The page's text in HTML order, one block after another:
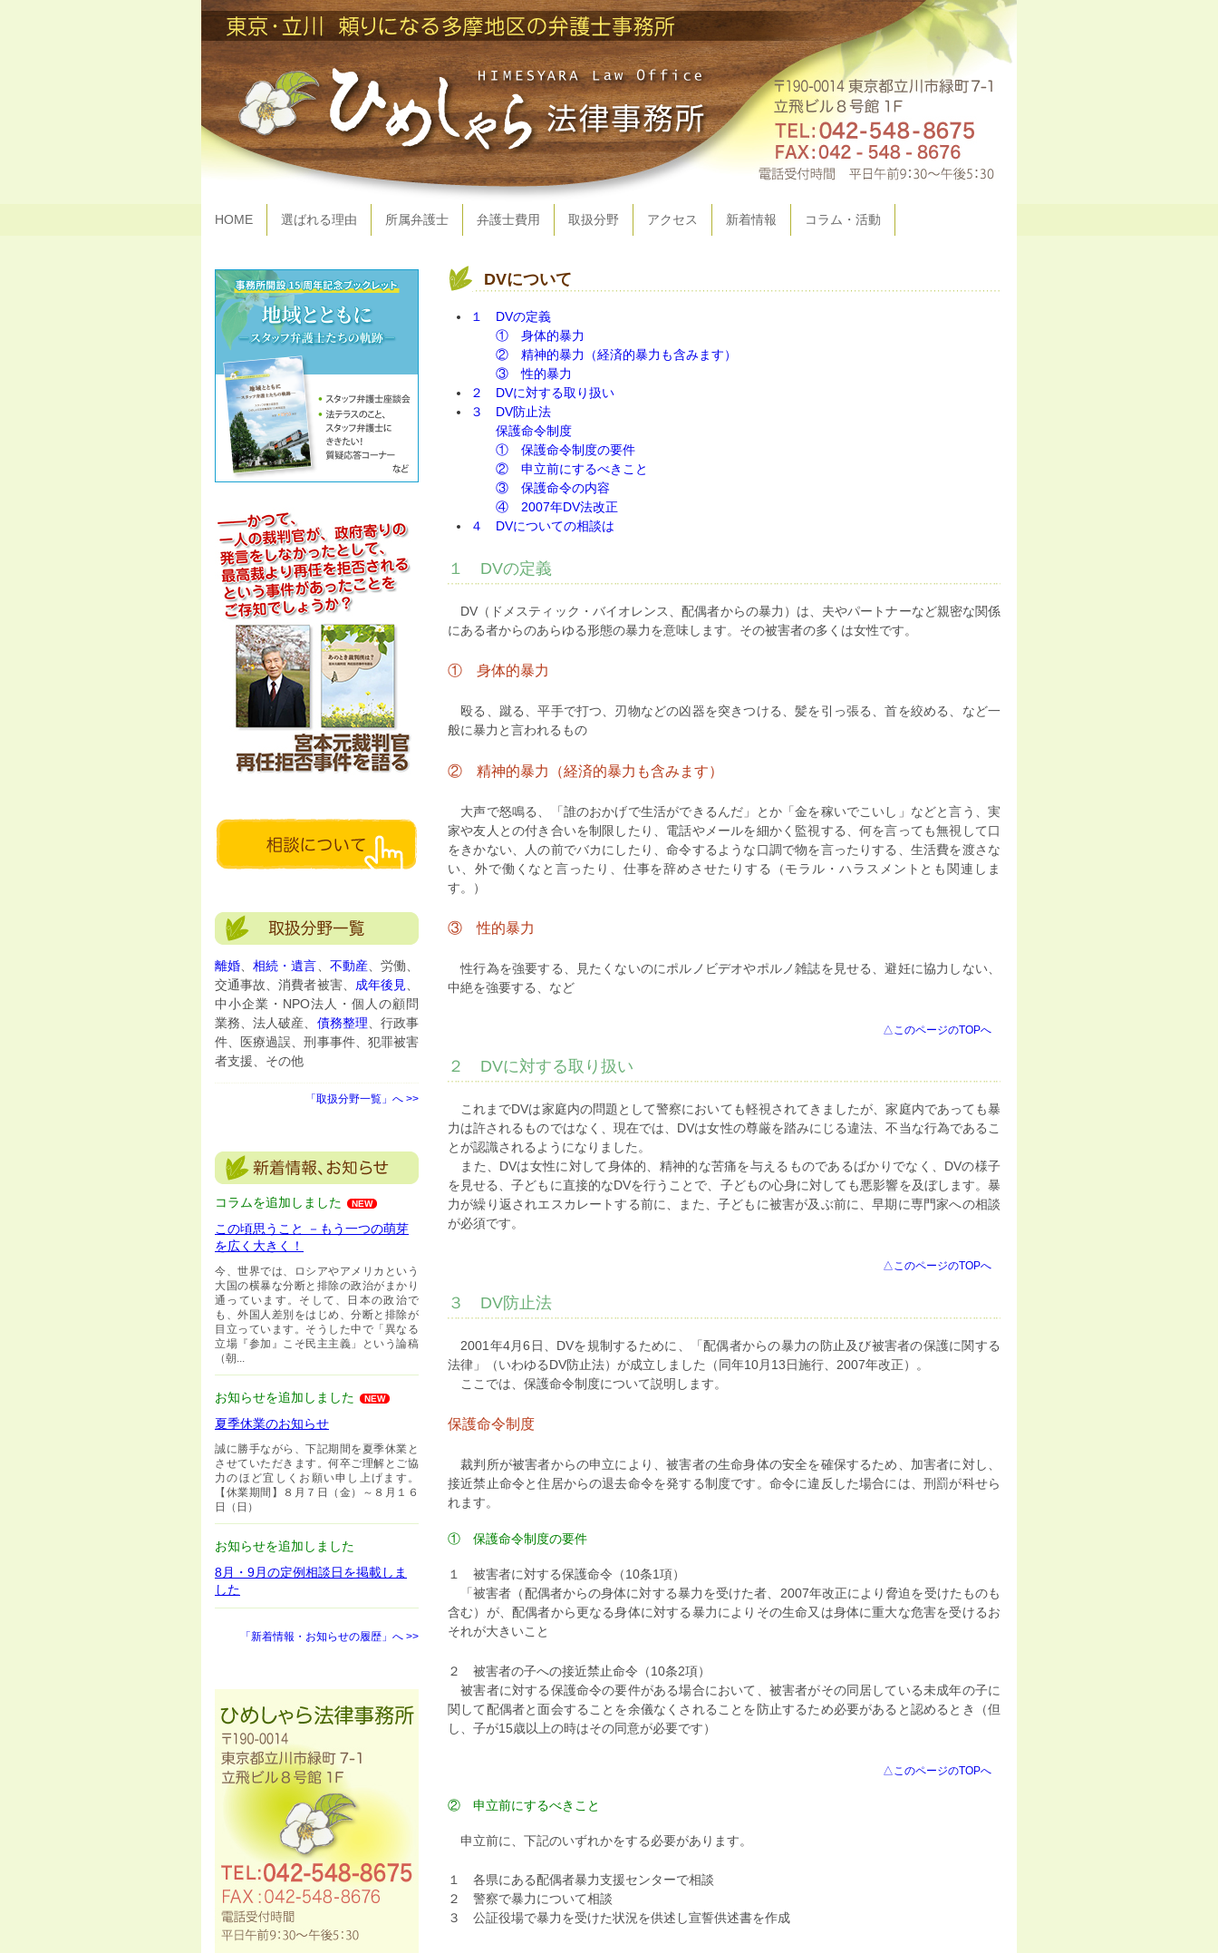
HOME 選ばれる理由 所属弁護士 弁護士費用 取扱分野 アクセス 新着情報 コラム・活動
DVについて
１ DVの定義
① 身体的暴力
② 精神的暴力（経済的暴力も含みます）
③ 性的暴力
２ DVに対する取り扱い
３ DV防止法
保護命令制度
① 保護命令制度の要件
② 申立前にするべきこと
③ 保護命令の内容
④ 2007年DV法改正
４ DVについての相談は
１ DVの定義
DV（ドメスティック・バイオレンス、配偶者からの暴力）は、夫やパートナーなど親密な関係
にある者からのあらゆる形態の暴力を意味します。その被害者の多くは女性です。
① 身体的暴力
殴る、蹴る、平手で打つ、刃物などの凶器を突きつける、髪を引っ張る、首を絞める、など一
般に暴力と言われるもの
② 精神的暴力（経済的暴力も含みます）
大声で怒鳴る、「誰のおかげで生活ができるんだ」とか「金を稼いでこいし」などと言う、実
家や友人との付き合いを制限したり、電話やメールを細かく監視する、何を言っても無視して口
をきかない、人の前でバカにしたり、命令するような口調で物を言ったりする、生活費を渡さな
い、外で働くなと言ったり、仕事を辞めさせたりする（モラル・ハラスメントとも関連しま
す。）
③ 性的暴力
性行為を強要する、見たくないのにポルノビデオやポルノ雑誌を見せる、避妊に協力しない、
中絶を強要する、など
△このページのTOPへ
２ DVに対する取り扱い
これまでDVは家庭内の問題として警察においても軽視されてきましたが、家庭内であっても暴
力は許されるものではなく、現在では、DVは女性の尊厳を踏みにじる違法、不当な行為であるこ
とが認識されるようになりました。
また、DVは女性に対して身体的、精神的な苦痛を与えるものであるばかりでなく、DVの様子
を見せる、子どもに直接的なDVを行うことで、子どもの心身に対しても悪影響を及ぼします。暴
力が繰り返されエスカレートする前に、また、子どもに被害が及ぶ前に、早期に専門家への相談
が必須です。
△このページのTOPへ
３ DV防止法
2001年4月6日、DVを規制するために、「配偶者からの暴力の防止及び被害者の保護に関する
法律」（いわゆるDV防止法）が成立しました（同年10月13日施行、2007年改正）。
ここでは、保護命令制度について説明します。
保護命令制度
裁判所が被害者からの申立により、被害者の生命身体の安全を確保するため、加害者に対し、
接近禁止命令と住居からの退去命令を発する制度です。命令に違反した場合には、刑罰が科せら
れます。
① 保護命令制度の要件
１ 被害者に対する保護命令（10条1項）
「被害者（配偶者からの身体に対する暴力を受けた者、2007年改正により脅迫を受けたものも
含む）が、配偶者から更なる身体に対する暴力によりその生命又は身体に重大な危害を受けるお
それが大きいこと
２ 被害者の子への接近禁止命令（10条2項）
被害者に対する保護命令の要件がある場合において、被害者がその同居している未成年の子に
関して配偶者と面会することを余儀なくされることを防止するため必要があると認めるとき（但
し、子が15歳以上の時はその同意が必要です）
△このページのTOPへ
② 申立前にするべきこと
申立前に、下記のいずれかをする必要があります。
１ 各県にある配偶者暴力支援センターで相談
２ 警察で暴力について相談
３ 公証役場で暴力を受けた状況を供述し宣誓供述書を作成
離婚 、相続・遺言 不動産、労働、
交通事故、消費者被害、 成年後見
中小企業・NPO法人・個人の顧問
業務、法人破産、 債務整理 、行政事
件、医療過誤、刑事事件、犯罪被害
者支援、その他
「取扱分野一覧」へ >>
コラムを追加しました NEW
この頃思うこと －もう一つの萌芽
を広く大きく！
今、世界では、ロシアやアメリカという
大国の横暴な分断と排除の政治がまかり
通っています。そして、日本の政治で
も、外国人差別をはじめ、分断と排除が
目立っています。そうした中で「異なる
立場『参加』こそ民主主義」という論稿
（朝...
お知らせを追加しました NEW
夏季休業のお知らせ
誠に勝手ながら、下記期間を夏季休業と
させていただきます。何卒ご理解とご協
力のほど宜しくお願い申し上げます。
【休業期間】８月７日（金）～８月１６
日（日）
お知らせを追加しました
8月・9月の定例相談日を掲載しま
した
「新着情報・お知らせの履歴」へ >>